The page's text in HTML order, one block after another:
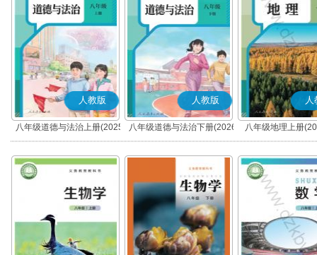
人教版
八年级道德与法治上册(2025
秋版)(部编版)
人教版
八年级道德与法治下册(2026
春版)(部编版)
人
八年级地理上册